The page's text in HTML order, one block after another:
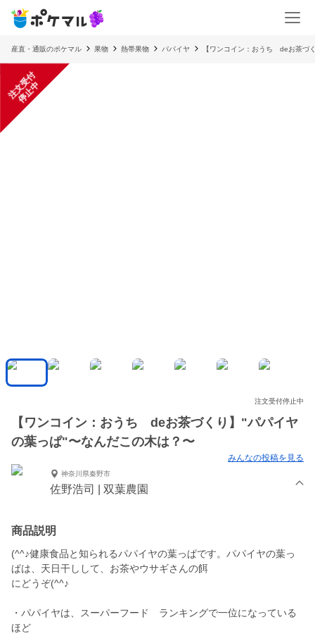
産直・通販のポケマル 果物 熱帯果物 パパイヤ 【ワンコイン：おうち deお茶づ
注
文
受
付
停
止
中
注文受付停止中
【ワンコイン：おうち deお茶づくり】"パパイヤ
の葉っぱ"〜なんだこの木は？〜
みんなの投稿を見る
神奈川県秦野市
佐野浩司 | 双葉農園
商品説明
(^^♪健康食品と知られるパパイヤの葉っぱです。パパイヤの葉っ
ぱは、天日干しして、お茶やウサギさんの餌
にどうぞ(^^♪
・パパイヤは、スーパーフード ランキングで一位になっている
ほど